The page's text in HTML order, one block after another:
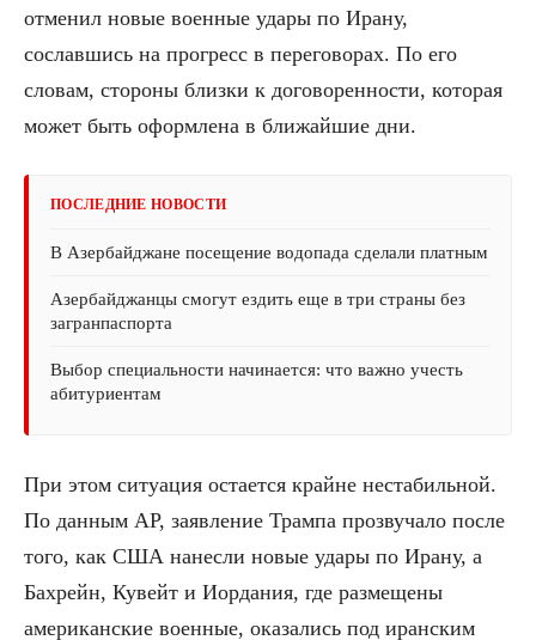
отменил новые военные удары по Ирану,
сославшись на прогресс в переговорах. По его
словам, стороны близки к договоренности, которая
может быть оформлена в ближайшие дни.
ПОСЛЕДНИЕ НОВОСТИ
В Азербайджане посещение водопада сделали платным
Азербайджанцы смогут ездить еще в три страны без
загранпаспорта
Выбор специальности начинается: что важно учесть
абитуриентам
При этом ситуация остается крайне нестабильной.
По данным AP, заявление Трампа прозвучало после
того, как США нанесли новые удары по Ирану, а
Бахрейн, Кувейт и Иордания, где размещены
американские военные, оказались под иранским